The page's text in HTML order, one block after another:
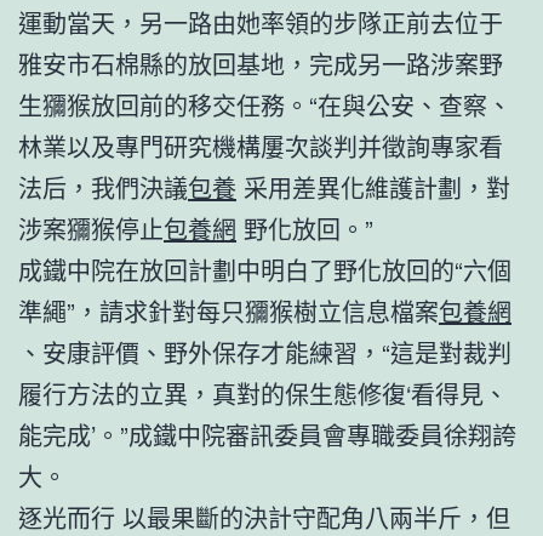
運動當天，另一路由她率領的步隊正前去位于
雅安市石棉縣的放回基地，完成另一路涉案野
生獼猴放回前的移交任務。“在與公安、查察、
林業以及專門研究機構屢次談判并徵詢專家看
法后，我們決議包養 采用差異化維護計劃，對
涉案獼猴停止包養網 野化放回。”
成鐵中院在放回計劃中明白了野化放回的“六個
準繩”，請求針對每只獼猴樹立信息檔案包養網
、安康評價、野外保存才能練習，“這是對裁判
履行方法的立異，真對的保生態修復‘看得見、
能完成’。”成鐵中院審訊委員會專職委員徐翔誇
大。
逐光而行 以最果斷的決計守配角八兩半斤，但